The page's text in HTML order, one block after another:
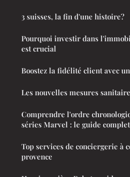
3 suisses, la fin d'une histoire?
Pourquoi investir dans
est crucial
Boostez la fidélité client avec
Les nouvelles mesures
Comprendre l'ordre
séries Marvel : le guide
Top services de conciergerie à
provence